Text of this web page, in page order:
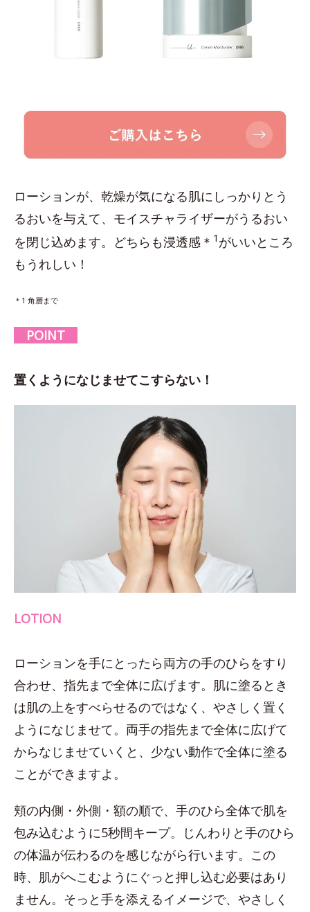
ローションが、乾燥が気になる肌にしっかりとう
るおいを与えて、モイスチャライザーがうるおい
を閉じ込めます。どちらも浸透感＊ 1 がいいところ
もうれしい！
＊1 角層まで
POINT
置くようになじませてこすらない！
LOTION
ローションを手にとったら両方の手のひらをすり
合わせ、指先まで全体に広げます。肌に塗るとき
は肌の上をすべらせるのではなく、やさしく置く
ようになじませて。両手の指先まで全体に広げて
からなじませていくと、少ない動作で全体に塗る
ことができますよ。
頬の内側・外側・額の順で、手のひら全体で肌を
包み込むように5秒間キープ。じんわりと手のひら
の体温が伝わるのを感じながら行います。この
時、肌がへこむようにぐっと押し込む必要はあり
ません。そっと手を添えるイメージで、やさしく